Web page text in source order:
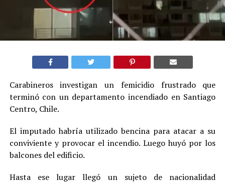
Carabineros investigan un femicidio frustrado que
terminó con un departamento incendiado en Santiago
Centro, Chile.
El imputado habría utilizado bencina para atacar a su
conviviente y provocar el incendio. Luego huyó por los
balcones del edificio.
Hasta ese lugar llegó un sujeto de nacionalidad